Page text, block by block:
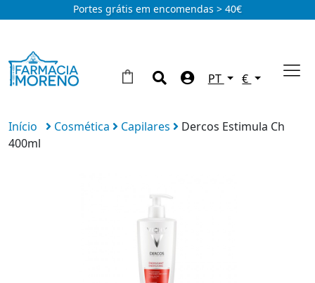
Portes grátis em encomendas > 40€
PT €
Início Cosmética Capilares
Dercos Estimula Ch
400ml